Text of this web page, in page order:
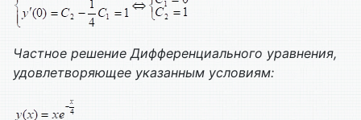
Частное решениеДифференциального уравнения,
удовлетворяющее указанным условиям: